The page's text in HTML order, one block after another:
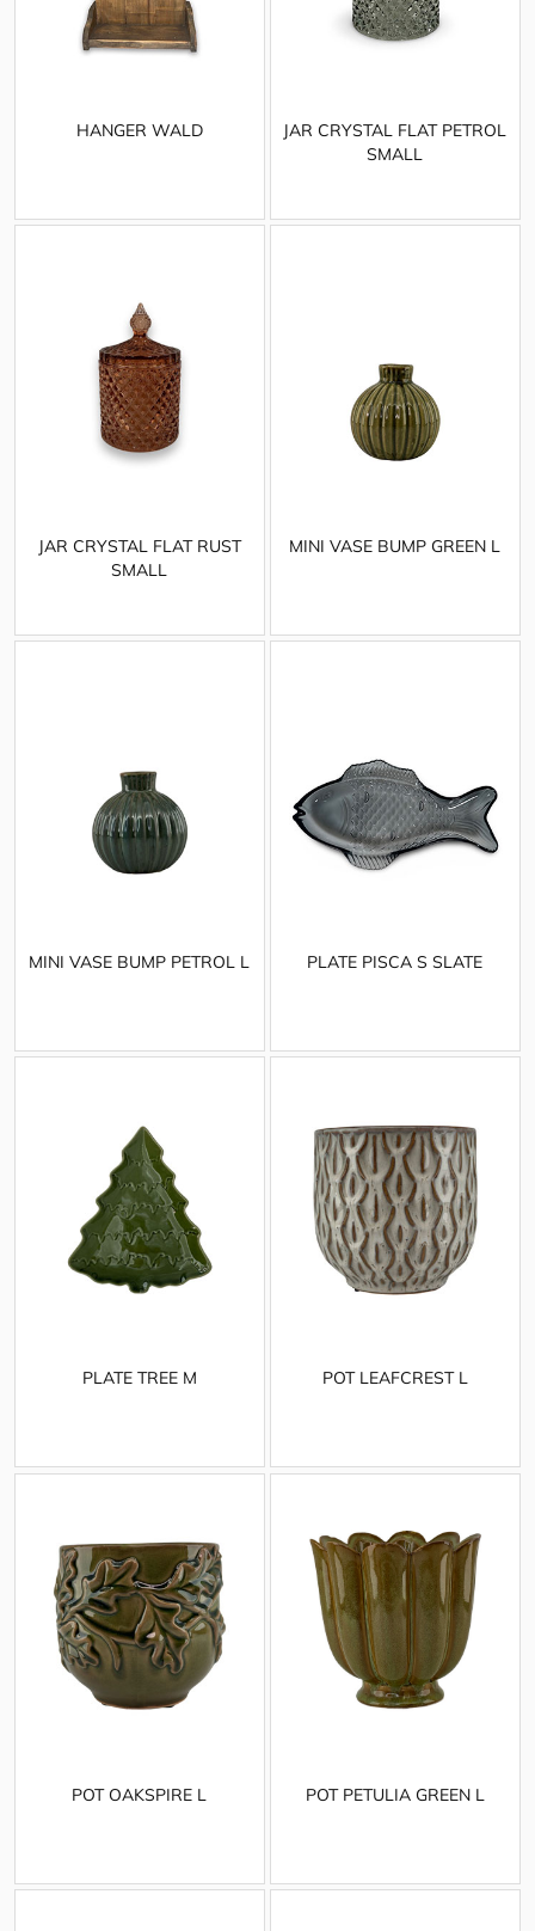
HANGER WALD
JAR CRYSTAL FLAT PETROL
SMALL
JAR CRYSTAL FLAT RUST
SMALL
MINI VASE BUMP GREEN L
MINI VASE BUMP PETROL L PLATE PISCA S SLATE
PLATE TREE M POT LEAFCREST L
POT OAKSPIRE L POT PETULIA GREEN L